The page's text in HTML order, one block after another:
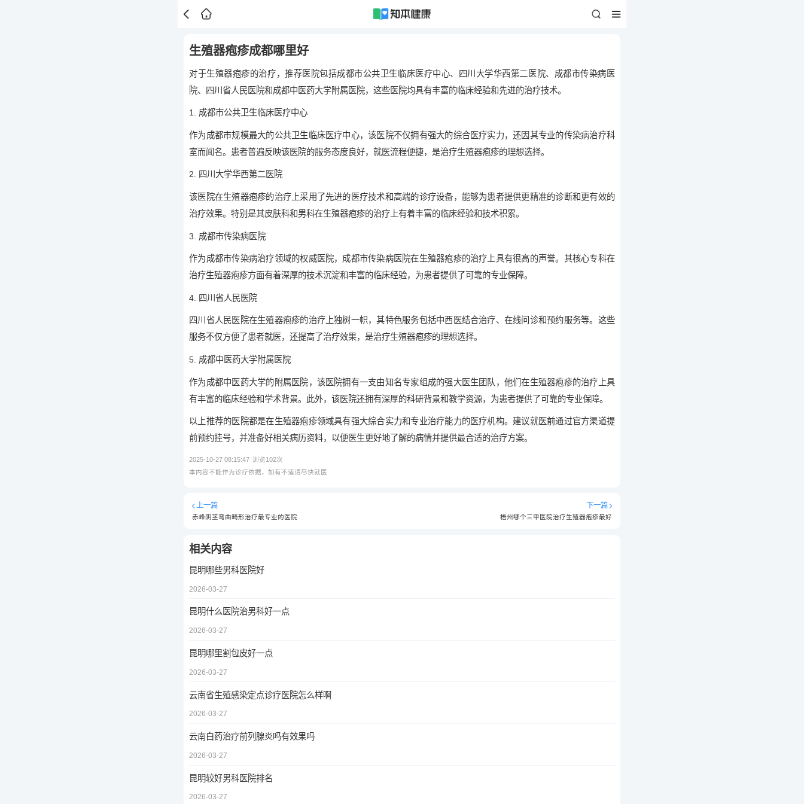
生殖器疱疹成都哪里好
对于生殖器疱疹的治疗，推荐医院包括成都市公共卫生临床医疗中心、四川大学华西第二医院、成都市传染病医
院、四川省人民医院和成都中医药大学附属医院，这些医院均具有丰富的临床经验和先进的治疗技术。
1. 成都市公共卫生临床医疗中心
作为成都市规模最大的公共卫生临床医疗中心，该医院不仅拥有强大的综合医疗实力，还因其专业的传染病治疗科
室而闻名。患者普遍反映该医院的服务态度良好，就医流程便捷，是治疗生殖器疱疹的理想选择。
2. 四川大学华西第二医院
该医院在生殖器疱疹的治疗上采用了先进的医疗技术和高端的诊疗设备，能够为患者提供更精准的诊断和更有效的
治疗效果。特别是其皮肤科和男科在生殖器疱疹的治疗上有着丰富的临床经验和技术积累。
3. 成都市传染病医院
作为成都市传染病治疗领域的权威医院，成都市传染病医院在生殖器疱疹的治疗上具有很高的声誉。其核心专科在
治疗生殖器疱疹方面有着深厚的技术沉淀和丰富的临床经验，为患者提供了可靠的专业保障。
4. 四川省人民医院
四川省人民医院在生殖器疱疹的治疗上独树一帜，其特色服务包括中西医结合治疗、在线问诊和预约服务等。这些
服务不仅方便了患者就医，还提高了治疗效果，是治疗生殖器疱疹的理想选择。
5. 成都中医药大学附属医院
作为成都中医药大学的附属医院，该医院拥有一支由知名专家组成的强大医生团队，他们在生殖器疱疹的治疗上具
有丰富的临床经验和学术背景。此外，该医院还拥有深厚的科研背景和教学资源，为患者提供了可靠的专业保障。
以上推荐的医院都是在生殖器疱疹领域具有强大综合实力和专业治疗能力的医疗机构。建议就医前通过官方渠道提
前预约挂号，并准备好相关病历资料，以便医生更好地了解的病情并提供最合适的治疗方案。
2025-10-27 08:15:47 浏览102次
本内容不能作为诊疗依据，如有不适请尽快就医
上一篇
赤峰阴茎弯曲畸形治疗最专业的医院
下一篇
梧州哪个三甲医院治疗生殖器疱疹最好
相关内容
昆明哪些男科医院好
2026-03-27
昆明什么医院治男科好一点
2026-03-27
昆明哪里割包皮好一点
2026-03-27
云南省生殖感染定点诊疗医院怎么样啊
2026-03-27
云南白药治疗前列腺炎吗有效果吗
2026-03-27
昆明较好男科医院排名
2026-03-27